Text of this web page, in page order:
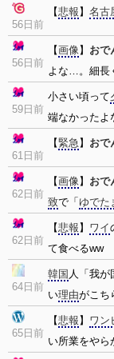
56日前
【悲報 】 名古
56日前
【画像】 おで
よな…。細長
59日前
小さい頃って
端なかったよ
61日前
【緊急 】 おで
62日前
【画像】 おで
致で「 ゆでた
62日前
【悲報 】 ワイ
て食べるww
64日前
韓国 人「我が
い理由がこち
65日前
【悲報 】 ワン
い所業をやら